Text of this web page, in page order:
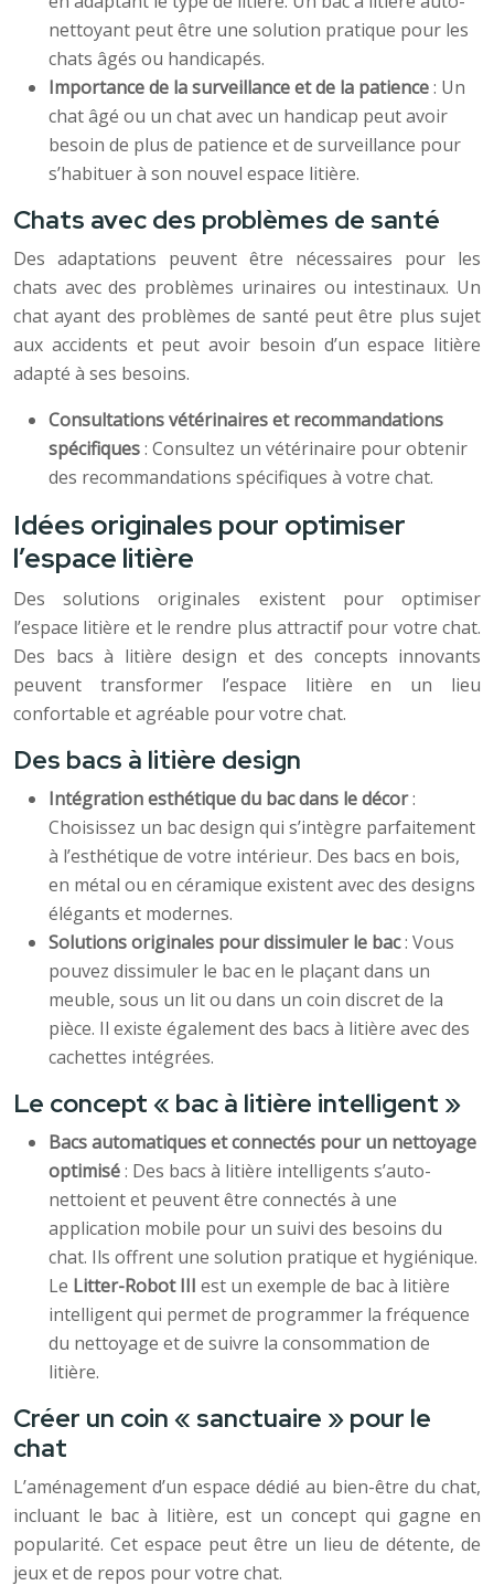
nettoyant peut être une solution pratique pour les
chats âgés ou handicapés.
Importance de la surveillance et de la patience: Un
chat âgé ou un chat avec un handicap peut avoir
besoin de plus de patience et de surveillance pour
s’habituer à son nouvel espace litière.
Chats avec des problèmes de santé
Des adaptations peuvent être nécessaires pour les
chats avec des problèmes urinaires ou intestinaux. Un
chat ayant des problèmes de santé peut être plus sujet
aux accidents et peut avoir besoin d’un espace litière
adapté à ses besoins.
Consultations vétérinaires et recommandations
spécifiques: Consultez un vétérinaire pour obtenir
des recommandations spécifiques à votre chat.
Idées originales pour optimiser
l’espace litière
Des solutions originales existent pour optimiser
l’espace litière et le rendre plus attractif pour votre chat.
Des bacs à litière design et des concepts innovants
peuvent transformer l’espace litière en un lieu
confortable et agréable pour votre chat.
Des bacs à litière design
Intégration esthétique du bac dans le décor:
Choisissez un bac design qui s’intègre parfaitement
à l’esthétique de votre intérieur. Des bacs en bois,
en métal ou en céramique existent avec des designs
élégants et modernes.
Solutions originales pour dissimuler le bac: Vous
pouvez dissimuler le bac en le plaçant dans un
meuble, sous un lit ou dans un coin discret de la
pièce. Il existe également des bacs à litière avec des
cachettes intégrées.
Le concept « bac à litière intelligent »
Bacs automatiques et connectés pour un nettoyage
optimisé: Des bacs à litière intelligents s’auto-
nettoient et peuvent être connectés à une
application mobile pour un suivi des besoins du
chat. Ils offrent une solution pratique et hygiénique.
Le Litter-Robot III est un exemple de bac à litière
intelligent qui permet de programmer la fréquence
du nettoyage et de suivre la consommation de
litière.
Créer un coin « sanctuaire » pour le
chat
L’aménagement d’un espace dédié au bien-être du chat,
incluant le bac à litière, est un concept qui gagne en
popularité. Cet espace peut être un lieu de détente, de
jeux et de repos pour votre chat.